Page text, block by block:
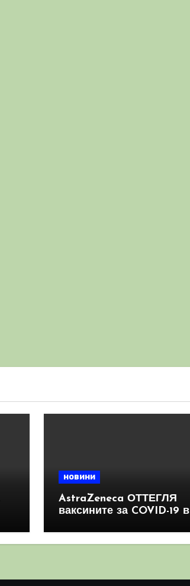
новини
AstraZeneca ОТТЕГЛЯ
ваксините за COVID-19 в
като призна, че те